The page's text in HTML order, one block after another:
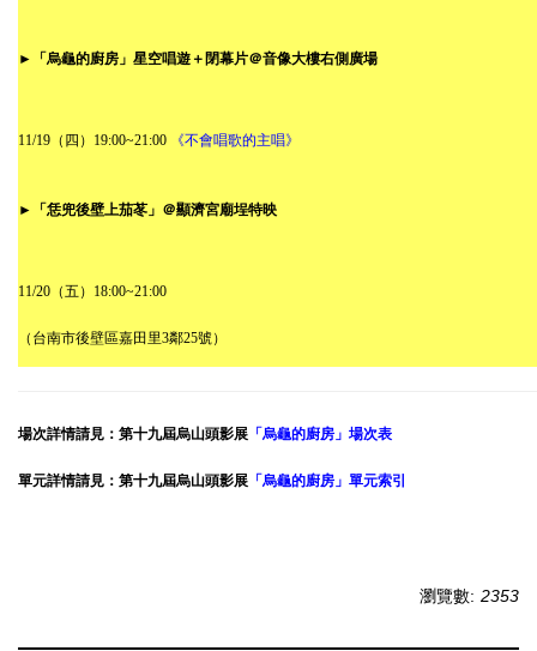
► 「烏龜的廚房」星空唱遊＋閉幕片＠音像大樓右側廣場
11/19 （四） 19:00~21:00 《不會唱歌的主唱》
► 「恁兜後壁上茄苳」 ＠顯濟宮廟埕特映
11/20 （五） 18:00~21:00
（台南市後壁區嘉田里3鄰25號）
場次詳情請見：第十九屆烏山頭影展 「烏龜的廚房」場次表
單元詳情請見：第十九屆烏山頭影展 「烏龜的廚房」單元索引
瀏覽數: 2353